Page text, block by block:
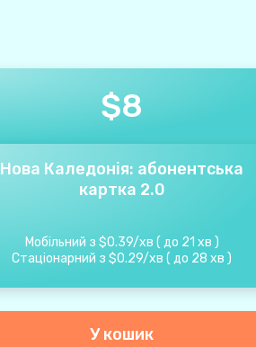
$8
Нова Каледонія: абонентська
картка 2.0
Мобільний з $0.39/хв ( до 21 хв )
Стаціонарний з $0.29/хв (до 28 хв )
У кошик